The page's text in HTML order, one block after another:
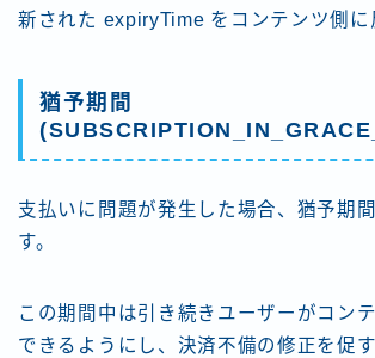
新された expiryTime をコンテンツ側に
猶予期間
支払いに問題が発生した場合、猶予期
す。
この期間中は引き続きユーザーがコン
できるようにし、決済不備の修正を促